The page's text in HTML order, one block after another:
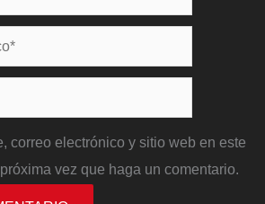
correo electrónico y sitio web en este
vez que haga un comentario.